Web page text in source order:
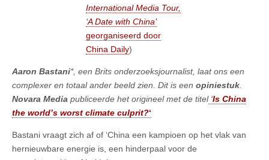
International Media Tour,
‘A Date with China’
georganiseerd door
China Daily)
Aaron Bastani*, een Brits onderzoeksjournalist, laat ons een
complexer en totaal ander beeld zien. Dit is een opiniestuk.
Novara Media publiceerde het origineel met de titel‘Is China
the world’s worst climate culprit?‘
Bastani vraagt zich af of ‘China een kampioen op het vlak van
hernieuwbare energie is, een hinderpaal voor de